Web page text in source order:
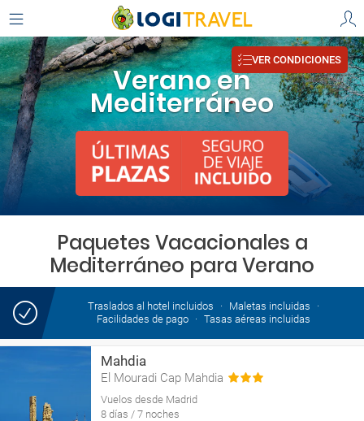
Verano en
Mediterráneo
VER CONDICIONES
Paquetes Vacacionales a
Mediterráneo para Verano
Traslados al hotel incluidos
Maletas incluidas
Facilidades de pago
Tasas aéreas incluidas
Mahdia
El Mouradi Cap Mahdia
Vuelos desde Madrid
8 días / 7 noches